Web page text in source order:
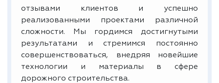
отзывами клиентов и успешно
реализованными проектами различной
сложности. Мы гордимся достигнутыми
результатами и стремимся постоянно
совершенствоваться, внедряя новейшие
технологии и материалы в сфере
дорожного строительства.